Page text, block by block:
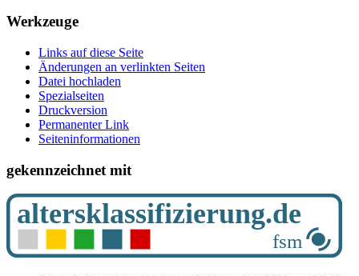
Werkzeuge
Links auf diese Seite
Änderungen an verlinkten Seiten
Datei hochladen
Spezialseiten
Druckversion
Permanenter Link
Seiten­­informationen
gekennzeichnet mit